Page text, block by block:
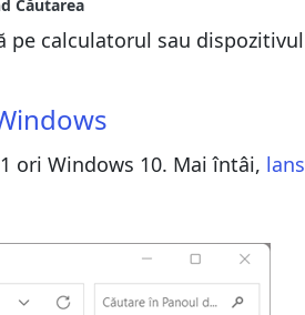
pe calculatorul sau
ori Windows 10. Mai întâi,